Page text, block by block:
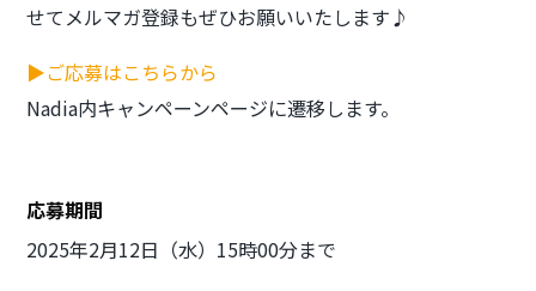
せてメルマガ登録もぜひお願いいたします♪
▶ご応募はこちらから
Nadia内キャンペーンページに遷移します。
応募期間
2025年2月12日（水）15時00分まで